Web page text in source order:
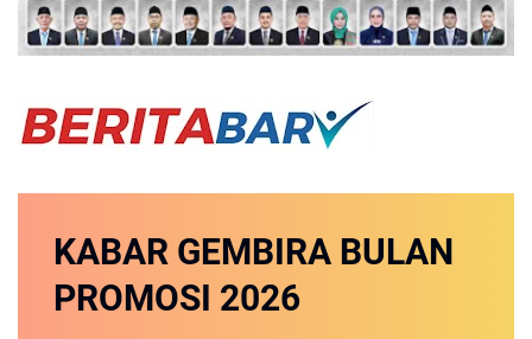
KABAR GEMBIRA BULAN
PROMOSI 2026